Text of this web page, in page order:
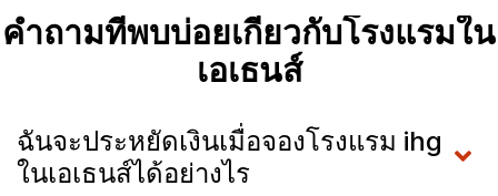
คำถามที่พบบ่อยเกี่ยวกับโรงแรมใน
เอเธนส์
ฉันจะประหยัดเงินเมื่อจองโรงแรม ihg
ในเอเธนส์ได้อย่างไร